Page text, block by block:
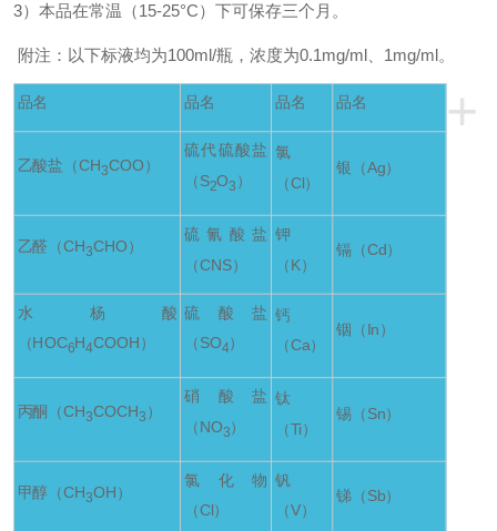
3）本品在常温（15-25°C）下可保存三个月。
附注：以下标液均为100ml/瓶，浓度为0.1mg/ml、1mg/ml。
+
品名 品名 品名 品名
乙酸盐（CH3COO）
硫代硫酸盐
（S2O3 ）
氯
（Cl）
银（Ag）
乙醛（CH3CHO）
硫氰酸盐
（CNS）
钾
（K）
镉（Cd）
水杨酸
（HOC6H4COOH）
硫酸盐
（SO4）
钙
（Ca）
铟（In）
丙酮（CH3COCH3 ）
硝酸盐
（NO3）
钛
（Ti）
锡（Sn）
甲醇（CH3OH）
氯化物
（Cl）
钒
（V）
锑（Sb）